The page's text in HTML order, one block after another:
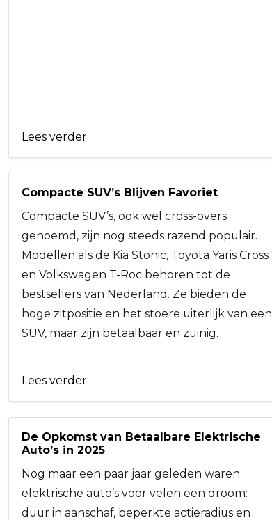
Lees verder
Compacte SUV’s Blijven Favoriet
Compacte SUV’s, ook wel cross-overs
genoemd, zijn nog steeds razend populair.
Modellen als de Kia Stonic, Toyota Yaris Cross
en Volkswagen T-Roc behoren tot de
bestsellers van Nederland. Ze bieden de
hoge zitpositie en het stoere uiterlijk van een
SUV, maar zijn betaalbaar en zuinig.
Lees verder
De Opkomst van Betaalbare Elektrische
Auto’s in 2025
Nog maar een paar jaar geleden waren
elektrische auto’s voor velen een droom:
duur in aanschaf, beperkte actieradius en